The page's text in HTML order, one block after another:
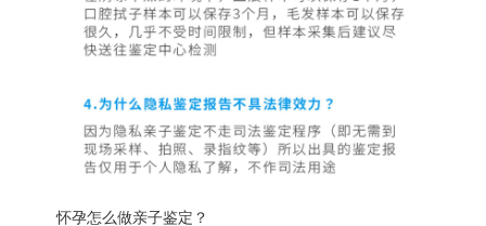
怀孕怎么做亲子鉴定？